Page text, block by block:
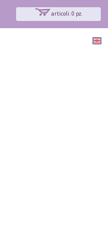
articoli: 0 pz.